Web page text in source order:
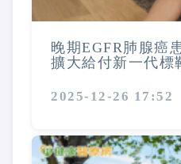
晚期EGFR肺腺癌
擴大給付新一代標
2025-12-26 17:52